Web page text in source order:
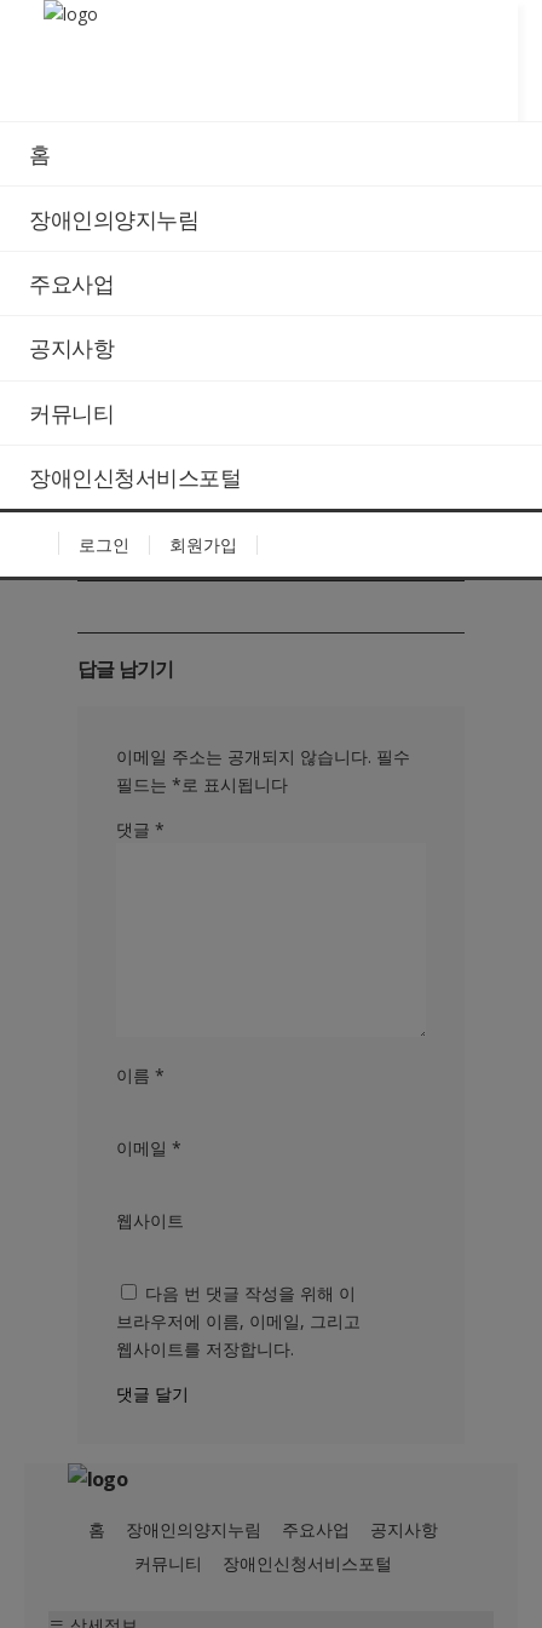
홈
장애인의양지누림
주요사업
공지사항
커뮤니티
장애인신청서비스포털
로그인 회원가입
양지누림
장애인의 자립에 앞장서는 비영리 기관입니다.
작성일
양지누림
We took responsibility for the design and
installation of the project from consultancy to
full project delivery completing on time and on
답글 남기기
이메일 주소는 공개되지 않습니다. 필수
필드는 *로 표시됩니다
댓글 *
이름 *
이메일 *
웹사이트
다음 번 댓글 작성을 위해 이
브라우저에 이름, 이메일, 그리고
웹사이트를 저장합니다.
홈 장애인의양지누림 주요사업
공지사항
커뮤니티
장애인신청서비스포털